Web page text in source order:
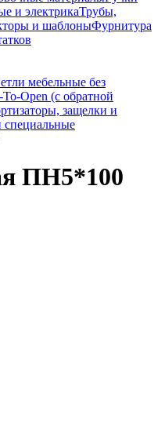
и электрикаТрубы,
и шаблоныФурнитура
мебельные без
Open (с обратной
защелки и
специальные
ПН5*100